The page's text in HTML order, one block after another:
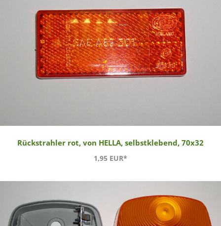
Rückstrahler rot, von HELLA, selbstklebend, 70x32
1,95 EUR*